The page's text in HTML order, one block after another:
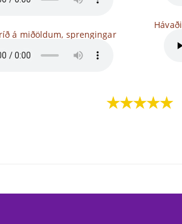
á miðöldum, sprengingar
★★★★★